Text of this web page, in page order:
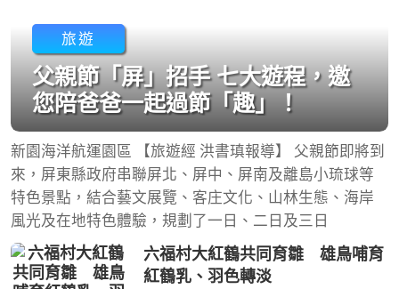
旅遊
父親節「屏」招手 七大遊程，邀
您陪爸爸一起過節「趣」！
新園海洋航運園區 【旅遊經 洪書瑱報導】 父親節即將到
來，屏東縣政府串聯屏北、屏中、屏南及離島小琉球等
特色景點，結合藝文展覽、客庄文化、山林生態、海岸
風光及在地特色體驗，規劃了一日、二日及三日
六福村大紅鶴共同育雛 雄鳥哺育
紅鶴乳、羽色轉淡